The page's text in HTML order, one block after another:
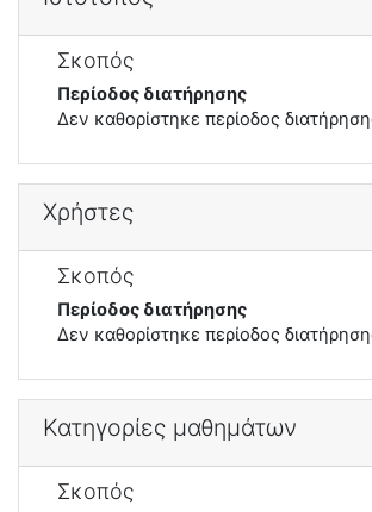
Σκοπός
Περίοδος διατήρησης
Δεν καθορίστηκε περίοδος
Χρήστες
Σκοπός
Περίοδος διατήρησης
Δεν καθορίστηκε περίοδος
Κατηγορίες μαθημάτων
Σκοπός